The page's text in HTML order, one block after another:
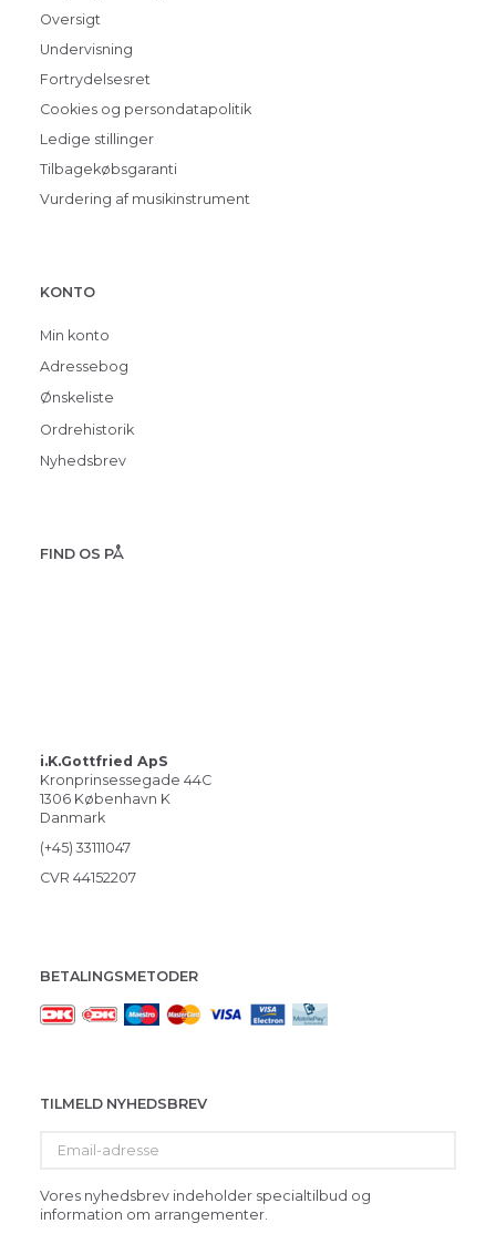
Oversigt
Undervisning
Fortrydelsesret
Cookies og persondatapolitik
Ledige stillinger
Tilbagekøbsgaranti
Vurdering af musikinstrument
KONTO
Min konto
Adressebog
Ønskeliste
Ordrehistorik
Nyhedsbrev
FIND OS PÅ
i.K.Gottfried ApS
Kronprinsessegade 44C
1306 København K
Danmark
(+45) 33111047
CVR 44152207
BETALINGSMETODER
TILMELD NYHEDSBREV
adresse
Vores nyhedsbrev indeholder specialtilbud og
information om arrangementer.